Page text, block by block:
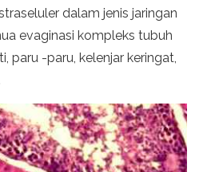
dalam jenis jaringan
evaginasi kompleks tubuh
paru -paru, kelenjar keringat,